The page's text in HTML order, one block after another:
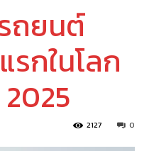
ถยนต์
กในโลก
0
2127